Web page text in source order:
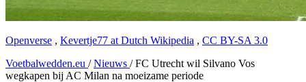
Openverse , Kevertje77 at Dutch Wikipedia , CC BY-SA 3.0
Voetbalwedden.eu / Nieuws / FC Utrecht wil Silvano Vos
wegkapen bij AC Milan na moeizame periode